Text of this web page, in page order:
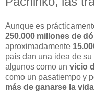
Aunque es
250.000 millones de
aproximadamente
país dan una idea de
algunos como un vicio
como un pasatiempo y
más de ganarse la vida